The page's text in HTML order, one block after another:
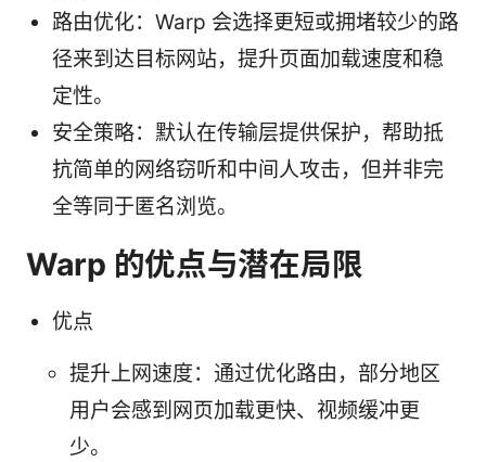
路由优化：Warp 会选择更短或拥堵较少的路
径来到达目标网站，提升页面加载速度和稳
定性。
安全策略：默认在传输层提供保护，帮助抵
抗简单的网络窃听和中间人攻击，但并非完
全等同于匿名浏览。
Warp 的优点与潜在局限
优点
提升上网速度：通过优化路由，部分地区
用户会感到网页加载更快、视频缓冲更
少。